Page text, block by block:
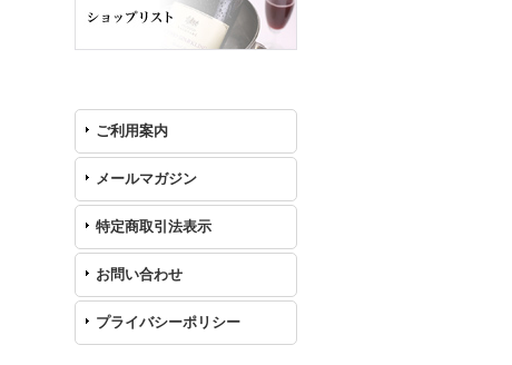
ご利用案内
メールマガジン
特定商取引法表示
お問い合わせ
プライバシーポリシー